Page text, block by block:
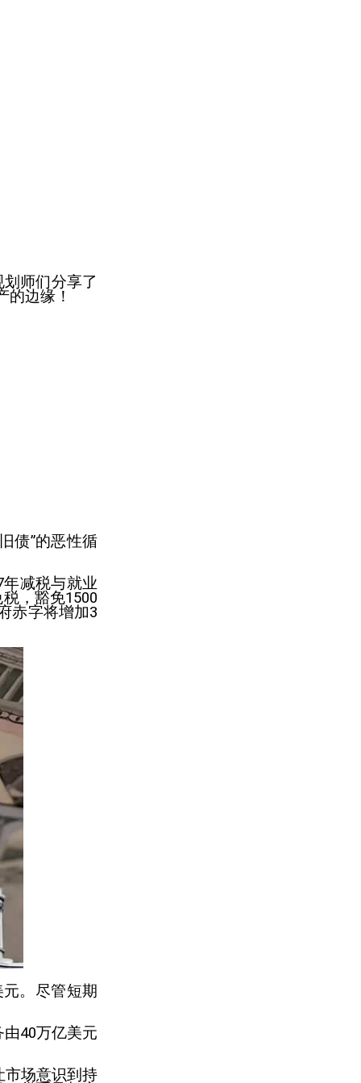
师们分享了
的边缘！
债”的恶性循
减税与就业
，豁免1500
赤字将增加3
。尽管短期
40万亿美元
市场意识到持